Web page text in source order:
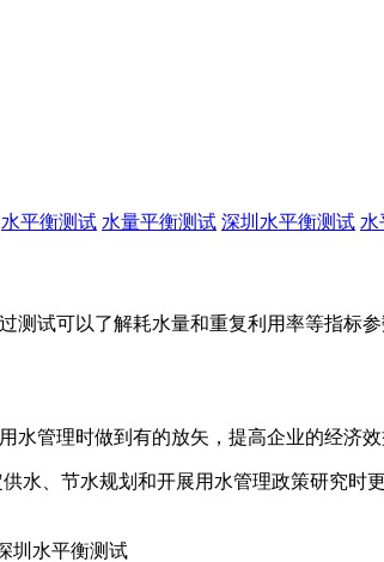
水平衡测试 水量平衡测试 深圳水平衡测试 水
试可以了解耗水量和重复利用率等指标
管理时做到有的放矢，提高企业的经济效
、节水规划和开展用水管理政策研究时